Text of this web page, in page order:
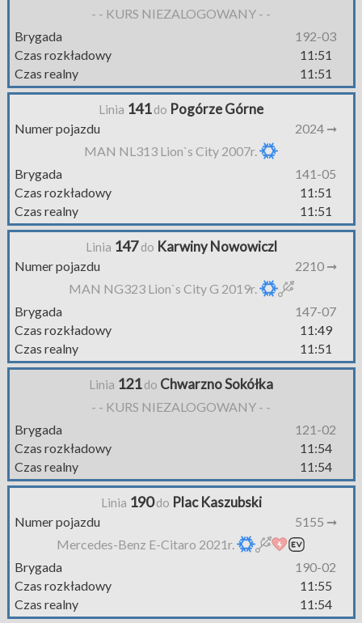
- - KURS NIEZALOGOWANY - -
Brygada
192-03
Czas rozkładowy
11:51
Czas realny
11:51
Linia 141do Pogórze Górne
Numer pojazdu
2024 ➞
MAN NL313 Lion`s City 2007r.
Brygada
141-05
Czas rozkładowy
11:51
Czas realny
11:51
Linia 147do Karwiny Nowowiczl
Numer pojazdu
2210 ➞
MAN NG323 Lion`s City G 2019r.
Brygada
147-07
Czas rozkładowy
11:49
Czas realny
11:51
Linia 121do Chwarzno Sokółka
- - KURS NIEZALOGOWANY - -
Brygada
121-02
Czas rozkładowy
11:54
Czas realny
11:54
Linia 190do Plac Kaszubski
Numer pojazdu
5155 ➞
Mercedes-Benz E-Citaro 2021r.
Brygada
190-02
Czas rozkładowy
11:55
Czas realny
11:54